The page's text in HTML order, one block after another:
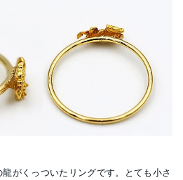
がくっついたリングです。とても小さ